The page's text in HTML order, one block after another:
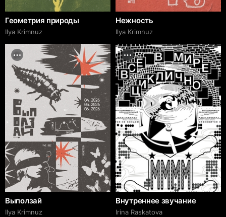
Геометрия природы
Ilya Krimnuz
Нежность
Ilya Krimnuz
Выползай
Ilya Krimnuz
Внутреннее звучание
Irina Raskatova